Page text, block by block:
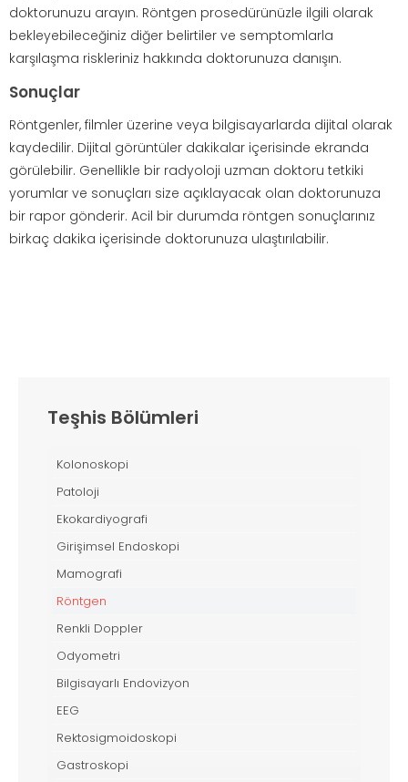
doktorunuzu arayın. Röntgen prosedürünüzle ilgili olarak
bekleyebileceğiniz diğer belirtiler ve semptomlarla
karşılaşma riskleriniz hakkında doktorunuza danışın.
Sonuçlar
Röntgenler, filmler üzerine veya bilgisayarlarda dijital olarak
kaydedilir. Dijital görüntüler dakikalar içerisinde ekranda
görülebilir. Genellikle bir radyoloji uzman doktoru tetkiki
yorumlar ve sonuçları size açıklayacak olan doktorunuza
bir rapor gönderir. Acil bir durumda röntgen sonuçlarınız
birkaç dakika içerisinde doktorunuza ulaştırılabilir.
Teşhis Bölümleri
Kolonoskopi
Patoloji
Ekokardiyografi
Girişimsel Endoskopi
Mamografi
Röntgen
Renkli Doppler
Odyometri
Bilgisayarlı Endovizyon
EEG
Rektosigmoidoskopi
Gastroskopi